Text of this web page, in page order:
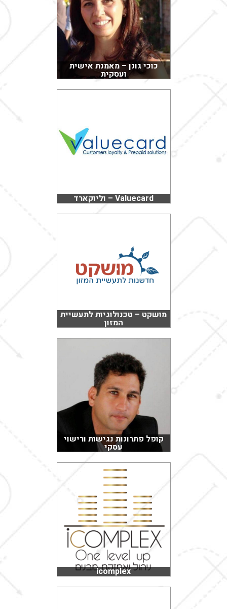
כוכי גונן – מאמנת אישית
ועסקית
Valuecard – וליוקארד
מושקט – טכנולוגיות לתעשיית
המזון
קופל פתרונות נגישות ורישוי
עסקי
icomplex